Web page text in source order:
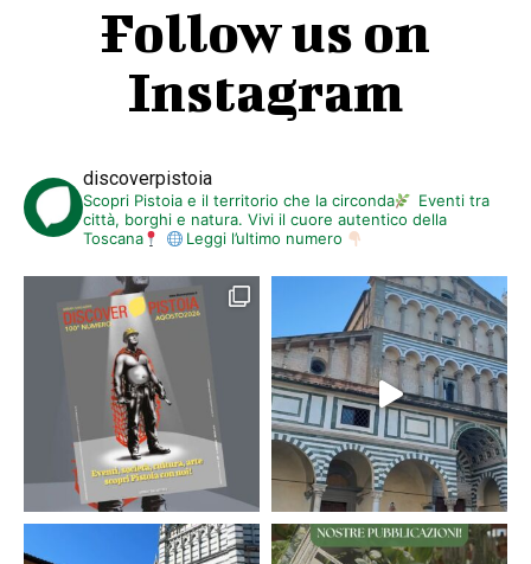
Follow us on
Instagram
discoverpistoia
Scopri Pistoia e il territorio che la circonda
Eventi tra
città, borghi e natura. Vivi il cuore autentico della
Toscana
Leggi l’ultimo numero